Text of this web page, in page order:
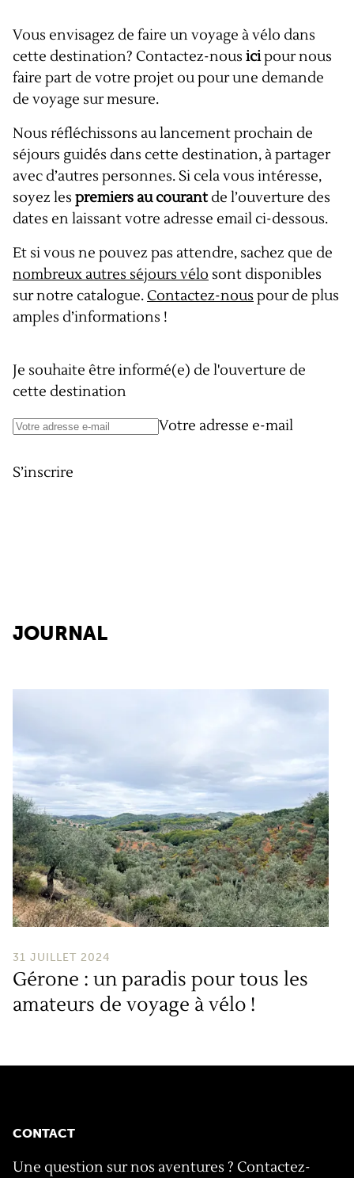
Vous envisagez de faire un voyage à vélo dans
cette destination? Contactez-nous icipour nous
faire part de votre projet ou pour une demande
de voyage sur mesure.
Nous réfléchissons au lancement prochain de
séjours guidés dans cette destination, à partager
avec d’autres personnes. Si cela vous intéresse,
soyez les premiers au courantde l’ouverture des
dates en laissant votre adresse email ci-dessous.
Et si vous ne pouvez pas attendre, sachez que de
nombreux autres séjours vélo sont disponibles
sur notre catalogue. Contactez-nous pour de plus
amples d’informations !
Je souhaite être informé(e) de l'ouverture de
cette destination
Votre adresse e-mail
S’inscrire
JOURNAL
31 JUILLET 2024
Gérone : un paradis pour tous les
amateurs de voyage à vélo !
CONTACT
Une question sur nos aventures ? Contactez-